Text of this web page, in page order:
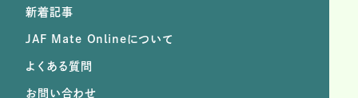
新着記事
JAF Mate Onlineについて
よくある質問
お問い合わせ